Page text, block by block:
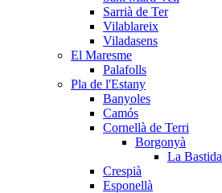
Sarrià de Ter
Vilablareix
Viladasens
El Maresme
Palafolls
Pla de l'Estany
Banyoles
Camós
Cornellà de Terri
Borgonyà
La Bastida
Crespià
Esponellà